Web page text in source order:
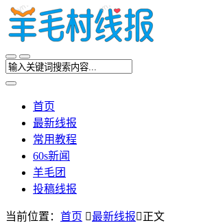
首页
最新线报
常用教程
60s新闻
羊毛团
投稿线报
当前位置： 首页 最新线报正文